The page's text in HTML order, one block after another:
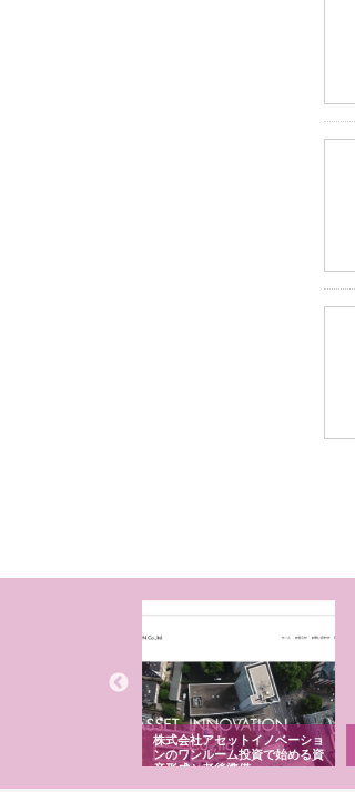
株式会社アセットイノベーショ
ンのワンルーム投資で始める資
産形成と老後準備